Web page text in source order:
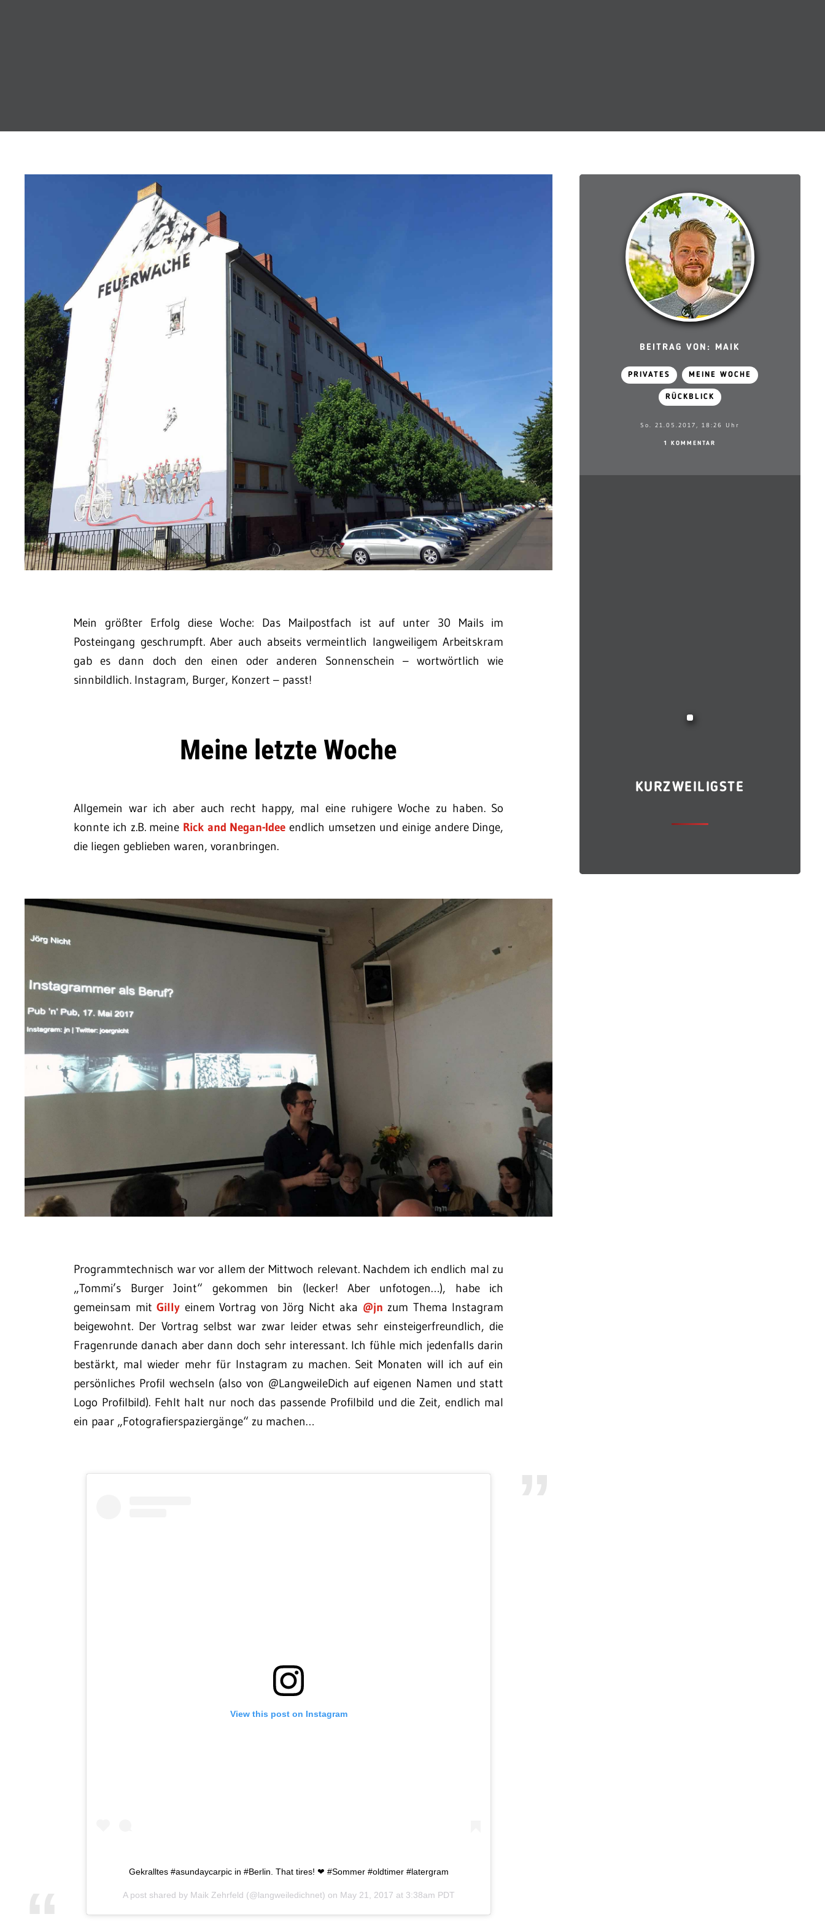
Mein größter Erfolg diese Woche: Das Mailpostfach ist auf unter 30 Mails im
Posteingang geschrumpft. Aber auch abseits vermeintlich langweiligem Arbeitskram
gab es dann doch den einen oder anderen Sonnenschein – wortwörtlich wie
sinnbildlich. Instagram, Burger, Konzert – passt!
Meine letzte Woche
Allgemein war ich aber auch recht happy, mal eine ruhigere Woche zu haben. So
konnte ich z.B. meine Rick and Negan-Idee endlich umsetzen und einige andere Dinge,
die liegen geblieben waren, voranbringen.
Programmtechnisch war vor allem der Mittwoch relevant. Nachdem ich endlich mal zu
„Tommi’s Burger Joint“ gekommen bin (lecker! Aber unfotogen…), habe ich
gemeinsam mitGilly einem Vortrag von Jörg Nicht aka @jn zum Thema Instagram
beigewohnt. Der Vortrag selbst war zwar leider etwas sehr einsteigerfreundlich, die
Fragenrunde danach aber dann doch sehr interessant. Ich fühle mich jedenfalls darin
bestärkt, mal wieder mehr für Instagram zu machen. Seit Monaten will ich auf ein
persönliches Profil wechseln (also von @LangweileDich auf eigenen Namen und statt
Logo Profilbild). Fehlt halt nur noch das passende Profilbild und die Zeit, endlich mal
ein paar „Fotografierspaziergänge“ zu machen…
View this post on Instagram
Gekralltes #asundaycarpic in #Berlin. That tires! ❤ #Sommer #oldtimer #latergram
A post shared by Maik Zehrfeld (@langweiledichnet) on May 21, 2017 at 3:38am PDT
BEITRAG VON: MAIK
PRIVATES MEINE WOCHE
RÜCKBLICK
So. 21.05.2017, 18:26 Uhr
1 KOMMENTAR
KURZWEILIGSTE